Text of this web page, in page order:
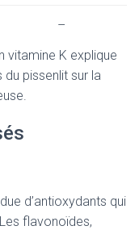
–
vitamine K explique
pissenlit sur la
d’antioxydants qui
flavonoïdes,